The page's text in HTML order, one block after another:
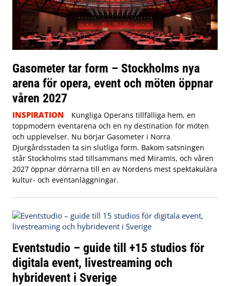
Gasometer tar form – Stockholms nya
arena för opera, event och möten öppnar
våren 2027
INSPIRATION
Kungliga Operans tillfälliga hem, en
toppmodern eventarena och en ny destination för möten
och upplevelser. Nu börjar Gasometer i Norra
Djurgårdsstaden ta sin slutliga form. Bakom satsningen
står Stockholms stad tillsammans med Miramis, och våren
2027 öppnar dörrarna till en av Nordens mest spektakulära
kultur- och eventanläggningar.
Eventstudio – guide till +15 studios för
digitala event, livestreaming och
hybridevent i Sverige